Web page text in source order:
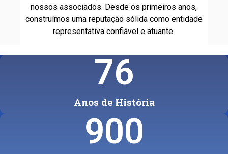
nossos associados. Desde os primeiros anos,
construímos uma reputação sólida como entidade
representativa confiável e atuante.
Anos de História
76
900